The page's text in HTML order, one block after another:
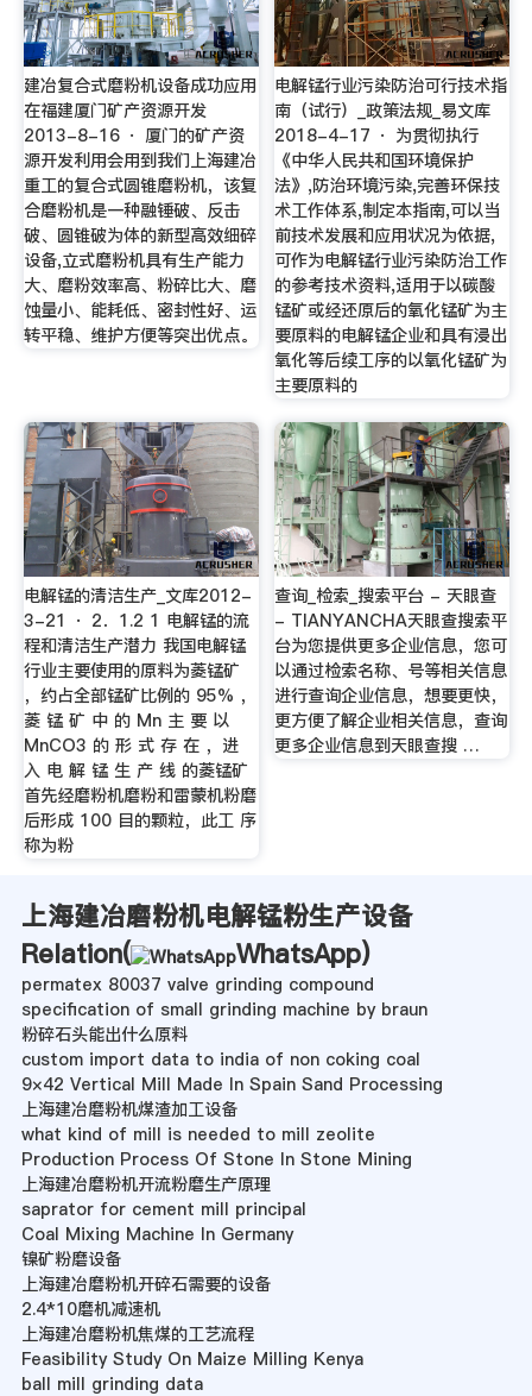
建冶复合式磨粉机设备成功应用
在福建厦门矿产资源开发
2013-8-16 · 厦门的矿产资
源开发利用会用到我们上海建冶
重工的复合式圆锥磨粉机，该复
合磨粉机是一种融锤破、反击
破、圆锥破为体的新型高效细碎
设备,立式磨粉机具有生产能力
大、磨粉效率高、粉碎比大、磨
蚀量小、能耗低、密封性好、运
转平稳、维护方便等突出优点。
电解锰行业污染防治可行技术指
南（试行）_政策法规_易文库
2018-4-17 · 为贯彻执行
《中华人民共和国环境保护
法》,防治环境污染,完善环保技
术工作体系,制定本指南,可以当
前技术发展和应用状况为依据,
可作为电解锰行业污染防治工作
的参考技术资料,适用于以碳酸
锰矿或经还原后的氧化锰矿为主
要原料的电解锰企业和具有浸出
氧化等后续工序的以氧化锰矿为
主要原料的
电解锰的清洁生产_文库2012-
3-21 · 2．1.2 1 电解锰的流
程和清洁生产潜力 我国电解锰
行业主要使用的原料为菱锰矿
，约占全部锰矿比例的 95% ，
菱 锰 矿 中 的 Mn 主 要 以
MnCO3 的 形 式 存 在 ，进
入 电 解 锰 生 产 线 的菱锰矿
首先经磨粉机磨粉和雷蒙机粉磨
后形成 100 目的颗粒，此工 序
称为粉
查询_检索_搜索平台 - 天眼查
- TIANYANCHA天眼查搜索平
台为您提供更多企业信息，您可
以通过检索名称、号等相关信息
进行查询企业信息，想要更快，
更方便了解企业相关信息，查询
更多企业信息到天眼查搜 …
上海建冶磨粉机电解锰粉生产设备
Relation(
WhatsApp)
permatex 80037 valve grinding compound
specification of small grinding machine by braun
粉碎石头能出什么原料
custom import data to india of non coking coal
9×42 Vertical Mill Made In Spain Sand Processing
上海建冶磨粉机煤渣加工设备
what kind of mill is needed to mill zeolite
Production Process Of Stone In Stone Mining
上海建冶磨粉机开流粉磨生产原理
saprator for cement mill principal
Coal Mixing Machine In Germany
镍矿粉磨设备
上海建冶磨粉机开碎石需要的设备
2.4*10磨机减速机
上海建冶磨粉机焦煤的工艺流程
Feasibility Study On Maize Milling Kenya
ball mill grinding data